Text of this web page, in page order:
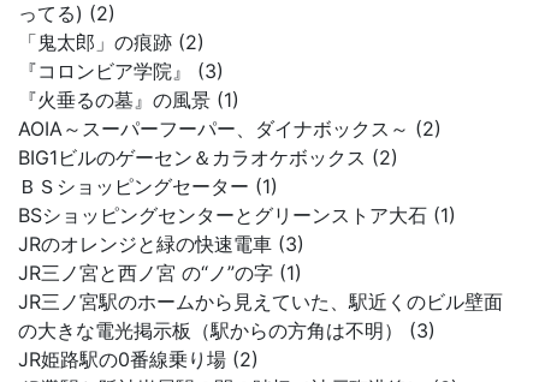
ってる) (2)
「鬼太郎」の痕跡 (2)
『コロンビア学院』 (3)
『火垂るの墓』の風景 (1)
AOIA～スーパーフーパー、ダイナボックス～ (2)
BIG1ビルのゲーセン＆カラオケボックス (2)
ＢＳショッピングセーター (1)
BSショッピングセンターとグリーンストア大石 (1)
JRのオレンジと緑の快速電車 (3)
JR三ノ宮と西ノ宮 の“ノ”の字 (1)
JR三ノ宮駅のホームから見えていた、駅近くのビル壁面
の大きな電光掲示板（駅からの方角は不明） (3)
JR姫路駅の0番線乗り場 (2)